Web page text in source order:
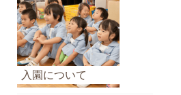
せ
の
ア
ー
カ
イ
入園について